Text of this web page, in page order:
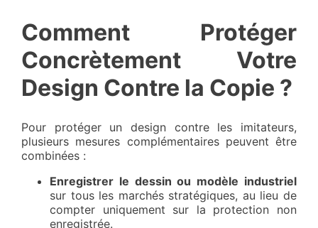
Comment Protéger
Concrètement Votre
Design Contre la Copie ?
Pour protéger un design contre les imitateurs,
plusieurs mesures complémentaires peuvent être
combinées :
Enregistrer le dessin ou modèle industriel
sur tous les marchés stratégiques, au lieu de
compter uniquement sur la protection non
enregistrée.